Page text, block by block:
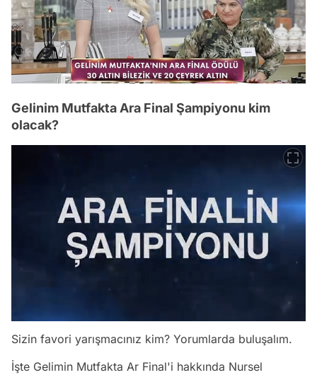
Gelinim Mutfakta Ara Final Şampiyonu kim
olacak?
Sizin favori yarışmacınız kim? Yorumlarda buluşalım.
İşte Gelimin Mutfakta Ar Final'i hakkında Nursel